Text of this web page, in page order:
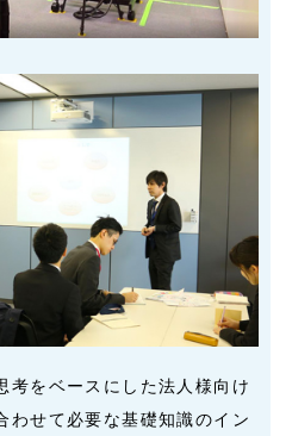
考をベースにした法人様向け
わせて必要な基礎知識のイン